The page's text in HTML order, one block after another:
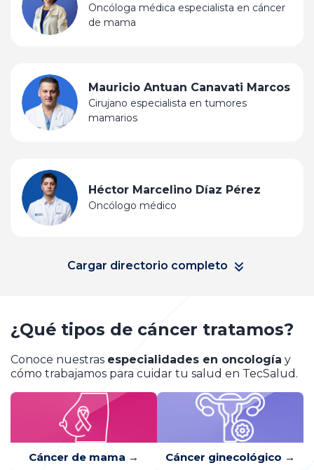
Oncóloga médica especialista en cáncer
de mama
Mauricio Antuan Canavati Marcos
Cirujano especialista en tumores
mamarios
Héctor Marcelino Díaz Pérez
Oncólogo médico
Cargar directorio completo
¿Qué tipos de cáncer tratamos?
Conoce nuestras especialidades en oncología y
cómo trabajamos para cuidar tu salud en TecSalud.
Cáncer de mama → Cáncer ginecológico →